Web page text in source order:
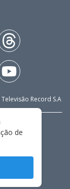
Record S.A
de